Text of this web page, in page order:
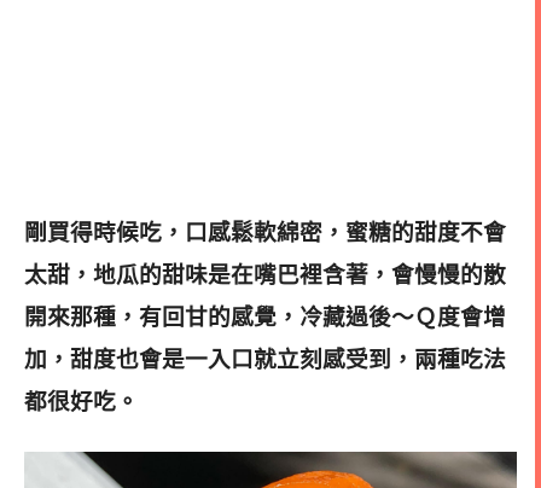
剛買得時候吃，口感鬆軟綿密 ，蜜糖的甜度不會
太甜， 地瓜的甜味是在嘴巴裡含著，會慢慢的散
開來那種，有回甘的感覺， 冷藏過後～Ｑ度會增
加，甜度也會是一入口就立刻感受到，兩種吃法
都很好吃。